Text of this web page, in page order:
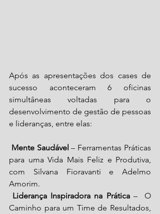
Após as apresentações dos cases de
sucesso aconteceram 6 oficinas
simultâneas voltadas para o
desenvolvimento de gestão de pessoas
e lideranças, entre elas:
Mente Saudável – Ferramentas Práticas
para uma Vida Mais Feliz e Produtiva,
com Silvana Fioravanti e Adelmo
Amorim.
Liderança Inspiradora na Prática –  O
Caminho para um Time de Resultados,